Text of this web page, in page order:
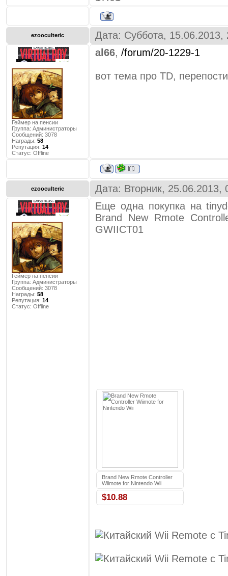
ezooculteric Дата: Суббота,
Геймер на пенсии
Группа: Администраторы
Сообщений: 3078
Награды: 58
Репутация: 14
Статус: Offline
al66, /forum/20-1229-1
вот тема про TD,
ezooculteric Дата: Вторник,
Геймер на пенсии
Группа: Администраторы
Сообщений: 3078
Награды: 58
Репутация: 14
Статус: Offline
Еще одна покупка на
Brand New Rmote
GWIICT01
Brand New Rmote Controller
Wiimote for Nintendo Wii
$10.88